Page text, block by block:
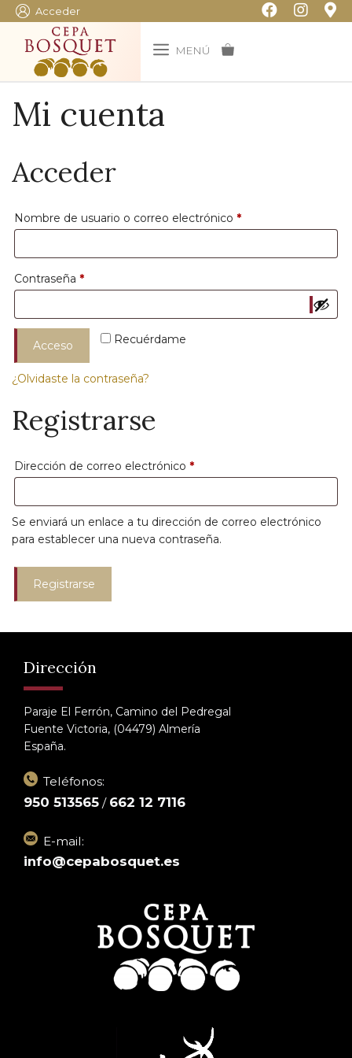
Saltar
al
contenido
Acceder
MENÚ
Mi cuenta
Acceder
Nombre de usuario o correo electrónico *Obligatorio
Contraseña *Obligatorio
Recuérdame
Acceso
¿Olvidaste la contraseña?
Registrarse
Dirección de correo electrónico *Obligatorio
Se enviará un enlace a tu dirección de correo electrónico
para establecer una nueva contraseña.
Registrarse
Dirección
Paraje El Ferrón, Camino del Pedregal
Fuente Victoria, (04479) Almería
España.
Teléfonos:
950 513565 / 662 12 7116
E-mail:
info@cepabosquet.es